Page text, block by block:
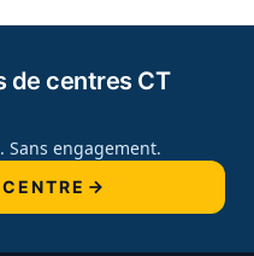
de centres CT
Sans engagement.